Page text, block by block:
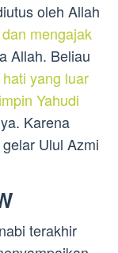
oleh Allah
dan mengajak
Allah. Beliau
yang luar
Yahudi
Karena
Ulul Azmi
terakhir